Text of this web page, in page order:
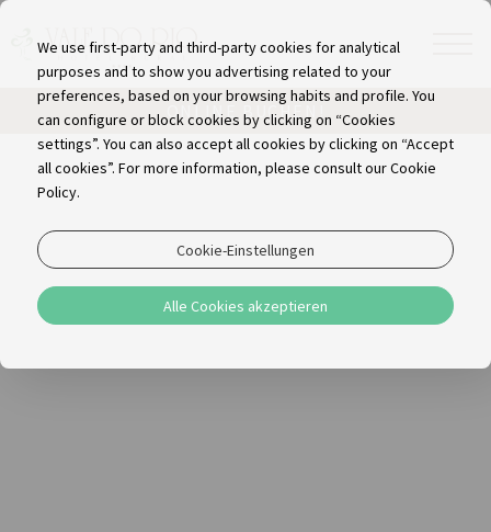
ONLINE BUCHEN!
We use first-party and third-party cookies for analytical
purposes and to show you advertising related to your
preferences, based on your browsing habits and profile. You
can configure or block cookies by clicking on “Cookies
settings”. You can also accept all cookies by clicking on “Accept
all cookies”. For more information, please consult our Cookie
Policy.
Cookie-Einstellungen
Alle Cookies akzeptieren